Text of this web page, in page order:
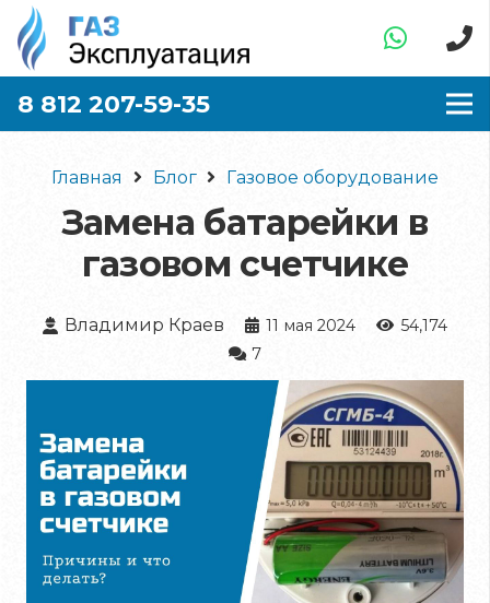
8 812 207-59-35
Главная Блог Газовое оборудование
Замена батарейки в
газовом счетчике
Владимир Краев 11 мая 2024
54,174
7комментариев